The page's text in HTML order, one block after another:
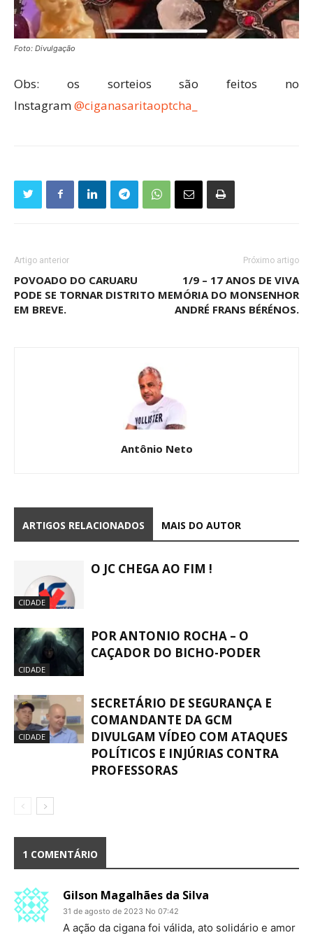
Foto: Divulgação
Obs: os sorteios são feitos no
Instagram@ciganasaritaoptcha_
Artigo anterior
POVOADO DO CARUARU
PODE SE TORNAR DISTRITO
EM BREVE.
Próximo artigo
1/9 – 17 ANOS DE VIVA
MEMÓRIA DO MONSENHOR
ANDRÉ FRANS BÉRÉNOS.
Antônio Neto
ARTIGOS RELACIONADOS MAIS DO AUTOR
CIDADE
O JC CHEGA AO FIM !
CIDADE
POR ANTONIO ROCHA – O
CAÇADOR DO BICHO-PODER
CIDADE
SECRETÁRIO DE SEGURANÇA E
COMANDANTE DA GCM
DIVULGAM VÍDEO COM ATAQUES
POLÍTICOS E INJÚRIAS CONTRA
PROFESSORAS
1 COMENTÁRIO
Gilson Magalhães da Silva
31 de agosto de 2023 No 07:42
A ação da cigana foi válida, ato solidário e amor